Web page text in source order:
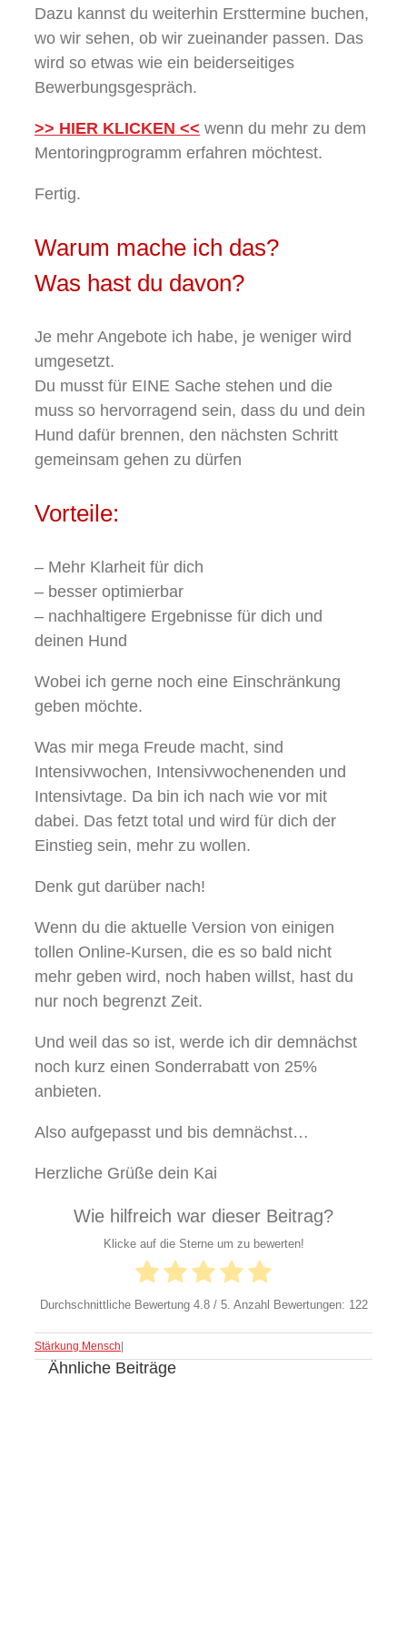
Dazu kannst du weiterhin Ersttermine buchen,
wo wir sehen, ob wir zueinander passen. Das
wird so etwas wie ein beiderseitiges
Bewerbungsgespräch.
>> HIER KLICKEN << wenn du mehr zu dem
Mentoringprogramm erfahren möchtest.
Fertig.
Warum mache ich das?
Was hast du davon?
Je mehr Angebote ich habe, je weniger wird
umgesetzt.
Du musst für EINE Sache stehen und die
muss so hervorragend sein, dass du und dein
Hund dafür brennen, den nächsten Schritt
gemeinsam gehen zu dürfen
Vorteile:
– Mehr Klarheit für dich
– besser optimierbar
– nachhaltigere Ergebnisse für dich und
deinen Hund
Wobei ich gerne noch eine Einschränkung
geben möchte.
Was mir mega Freude macht, sind
Intensivwochen, Intensivwochenenden und
Intensivtage. Da bin ich nach wie vor mit
dabei. Das fetzt total und wird für dich der
Einstieg sein, mehr zu wollen.
Denk gut darüber nach!
Wenn du die aktuelle Version von einigen
tollen Online-Kursen, die es so bald nicht
mehr geben wird, noch haben willst, hast du
nur noch begrenzt Zeit.
Und weil das so ist, werde ich dir demnächst
noch kurz einen Sonderrabatt von 25%
anbieten.
Also aufgepasst und bis demnächst…
Herzliche Grüße dein Kai
Wie hilfreich war dieser Beitrag?
Klicke auf die Sterne um zu bewerten!
Durchschnittliche Bewertung 4.8/ 5. Anzahl Bewertungen: 122
Stärkung Mensch
Ähnliche Beiträge